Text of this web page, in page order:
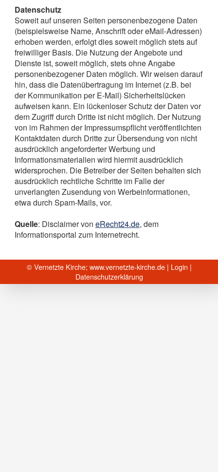
Datenschutz
Soweit auf unseren Seiten personenbezogene Daten
(beispielsweise Name, Anschrift oder eMail-Adressen)
erhoben werden, erfolgt dies soweit möglich stets auf
freiwilliger Basis. Die Nutzung der Angebote und
Dienste ist, soweit möglich, stets ohne Angabe
personenbezogener Daten möglich. Wir weisen darauf
hin, dass die Datenübertragung im Internet (z.B. bei
der Kommunikation per E-Mail) Sicherheitslücken
aufweisen kann. Ein lückenloser Schutz der Daten vor
dem Zugriff durch Dritte ist nicht möglich. Der Nutzung
von im Rahmen der Impressumspflicht veröffentlichten
Kontaktdaten durch Dritte zur Übersendung von nicht
ausdrücklich angeforderter Werbung und
Informationsmaterialien wird hiermit ausdrücklich
widersprochen. Die Betreiber der Seiten behalten sich
ausdrücklich rechtliche Schritte im Falle der
unverlangten Zusendung von Werbeinformationen,
etwa durch Spam-Mails, vor.
Quelle: Disclaimer von eRecht24.de, dem
Informationsportal zum Internetrecht.
© Vernetzte Kirche; www.vernetzte-kirche.de| Login |
Datenschutzerklärung